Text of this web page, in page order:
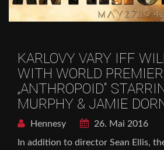
KARLOVY VARY IFF
WITH WORLD
„ANTHROPOID“
MURPHY & JAMIE
Hennesy
26. Mai 2016
In addition to director Sean Ellis,